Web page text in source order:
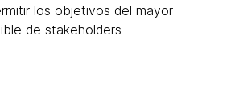
los objetivos del mayor
de stakeholders